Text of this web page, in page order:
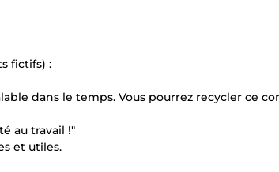
fictifs) :
dans le temps. Vous pourrez recycler ce
au travail !"
et utiles.